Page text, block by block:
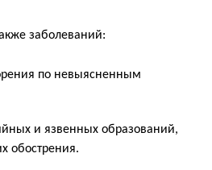
заболеваний:
по невыясненным
и язвенных образований,
обострения.